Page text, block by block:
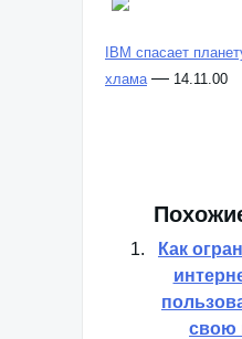
IBM спасает
хлама — 14.11.00
Как
свою